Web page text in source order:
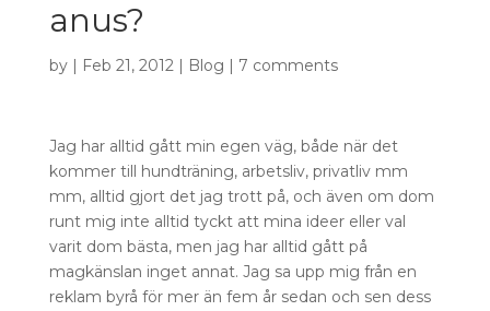
anus?
by | Feb 21, 2012 | Blog | 7 comments
Jag har alltid gått min egen väg, både när det
kommer till hundträning, arbetsliv, privatliv mm
mm, alltid gjort det jag trott på, och även om dom
runt mig inte alltid tyckt att mina ideer eller val
varit dom bästa, men jag har alltid gått på
magkänslan inget annat. Jag sa upp mig från en
reklam byrå för mer än fem år sedan och sen dess